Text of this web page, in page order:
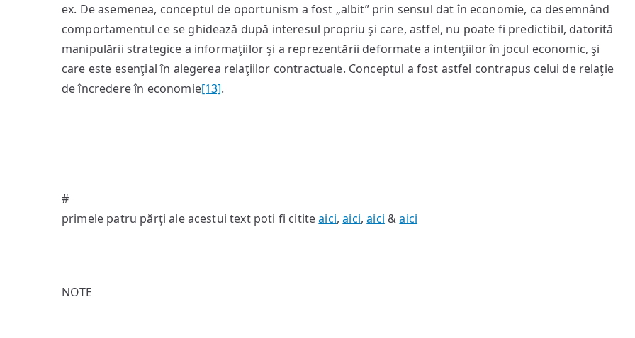
ex. De asemenea, conceptul de oportunism a fost „albit” prin sensul dat în economie, ca desemnând
comportamentul ce se ghidează după interesul propriu şi care, astfel, nu poate fi predictibil, datorită
manipulării strategice a informaţiilor şi a reprezentării deformate a intenţiilor în jocul economic, şi
care este esenţial în alegerea relaţiilor contractuale. Conceptul a fost astfel contrapus celui de relaţie
de încredere în economie[13].
#
primele patru părți ale acestui text poti fi cititeaici,aici,aici &aici
NOTE